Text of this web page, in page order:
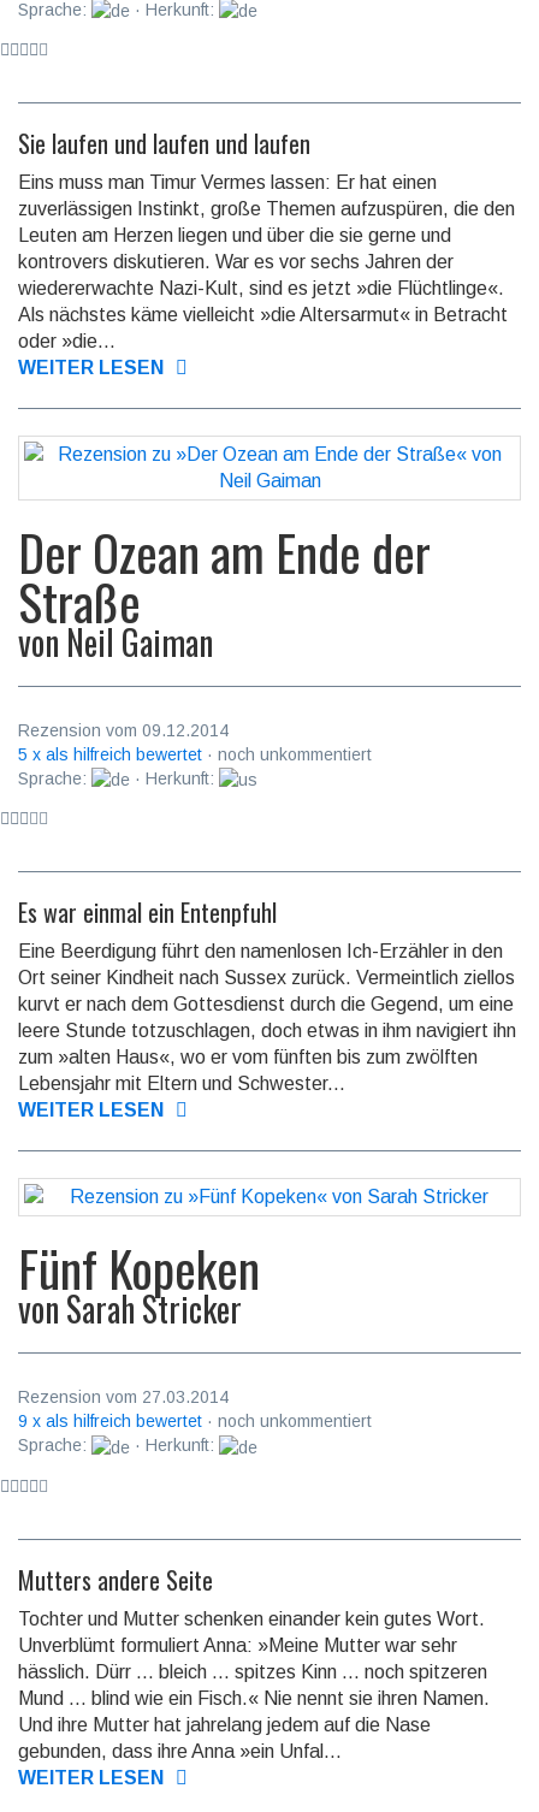
Sprache: · Herkunft:
Sie laufen und laufen und laufen
Eins muss man Timur Vermes lassen: Er hat einen
zuverlässigen Instinkt, große Themen aufzuspüren, die den
Leuten am Herzen liegen und über die sie gerne und
kontrovers diskutieren. War es vor sechs Jahren der
wieder­erwachte Nazi-Kult, sind es jetzt »die Flüchtlinge«.
Als nächstes käme vielleicht »die Altersarmut« in Betracht
oder »die...
WEITER LESEN
Der Ozean am Ende der
Straße
von Neil Gaiman
Rezension vom 09.12.2014
5 x als hilfreich bewertet · noch unkommentiert
Sprache:
· Herkunft:
Es war einmal ein Entenpfuhl
Eine Beerdigung führt den namenlosen Ich-Erzähler in den
Ort seiner Kindheit nach Sussex zurück. Ver­meintlich ziellos
kurvt er nach dem Gottesdienst durch die Gegend, um eine
leere Stunde totzuschlagen, doch etwas in ihm navigiert ihn
zum »alten Haus«, wo er vom fünften bis zum zwölften
Lebensjahr mit El­tern und Schwester...
WEITER LESEN
Fünf Kopeken
vonSarah Stricker
Rezension vom 27.03.2014
9 x als hilfreich bewertet · noch unkommentiert
Sprache:
· Herkunft:
Mutters andere Seite
Tochter und Mutter schenken einander kein gutes Wort.
Unverblümt formuliert Anna: »Meine Mut­ter war sehr
hässlich. Dürr ... bleich ... spitzes Kinn ... noch spit­ze­ren
Mund ... blind wie ein Fisch.« Nie nennt sie ihren Namen.
Und ihre Mut­ter hat jahrelang jedem auf die Nase
gebunden, dass ihre Anna »ein Unfal...
WEITER LESEN